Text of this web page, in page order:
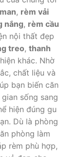
, rèm vải
nắng, rèm cầu
nội thất đẹp
treo, thanh
khác. Nhờ
chất liệu và
bạn biến căn
sống sang
hiện đúng gu
Dù là phòng
phòng làm
rèm phù hợp,